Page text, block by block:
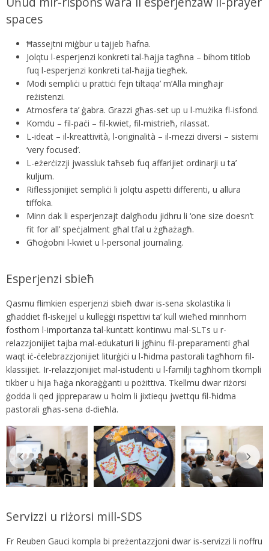
spaces
Ħassejtni miġbur u tajjeb ħafna.
Jolqtu l-esperjenzi konkreti tal-ħajja tagħna – bihom titlob
fuq l-esperjenzi konkreti tal-ħajja tiegħek.
Modi sempliċi u prattiċi fejn tiltaqa’ m’Alla mingħajr
reżistenzi.
Atmosfera ta’ ġabra. Grazzi għas-set up u l-mużika fl-isfond.
Komdu – fil-paċi – fil-kwiet, fil-mistrieħ, rilassat.
L-ideat – il-kreattività, l-originalità – il-mezzi diversi – sistemi
‘very focused’.
L-eżerċizzji jwassluk taħseb fuq affarijiet ordinarji u ta’
kuljum.
Riflessjonijiet sempliċi li jolqtu aspetti differenti, u allura
tiffoka.
Minn dak li esperjenzajt dalgħodu jidhru li ‘one size doesn’t
fit for all’ speċjalment għal tfal u żgħażagħ.
Għoġobni l-kwiet u l-personal journaling.
Esperjenzi sbieħ
Qasmu flimkien esperjenzi sbieħ dwar is-sena skolastika li
għaddiet fl-iskejjel u kulleġġi rispettivi ta’ kull wieħed minnhom
fosthom l-importanza tal-kuntatt kontinwu mal-SLTs u r-
relazzjonijiet tajba mal-edukaturi li jgħinu fil-preparamenti għal
waqt iċ-ċelebrazzjonijiet liturġiċi u l-ħidma pastorali tagħhom fil-
klassijiet. Ir-relazzjonijiet mal-istudenti u l-familji tagħhom tkompli
tikber u hija ħaġa nkoraġġanti u pożittiva. Tkellmu dwar riżorsi
ġodda li qed jippreparaw u ħolm li jixtiequ jwettqu fil-ħidma
pastorali għas-sena d-dieħla.
Servizzi u riżorsi mill-SDS
Fr Reuben Gauci kompla bi preżentazzjoni dwar is-servizzi li noffru